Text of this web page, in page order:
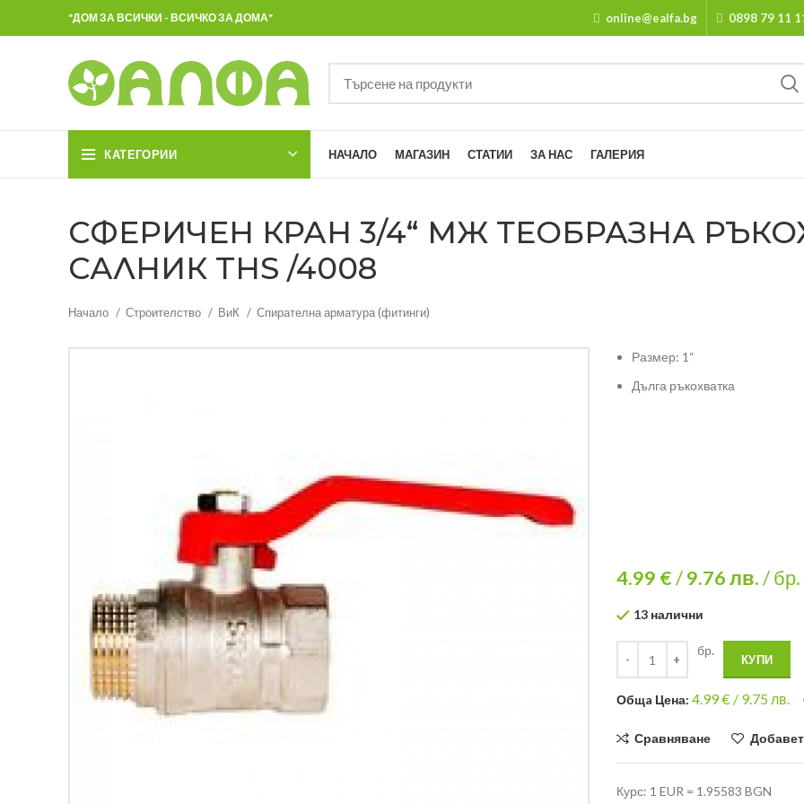
"ДОМ ЗА ВСИЧКИ - ВСИЧКО ЗА ДОМА" online@ealfa.bg 0898 79 11
КАТЕГОРИИ НАЧАЛО МАГАЗИН СТАТИИ ЗА НАС ГАЛЕРИЯ
СФЕРИЧЕН КРАН 3/4“ MЖ ТЕОБРАЗНА
САЛНИК THS /4008
Начало Строителство ВиК Спирателна арматура (фитинги)
Размер: 1“
Дълга ръкохватка
4.99 €/9.76лв./ бр.
13 налични
бр.
КУПИ
Общa Цена: 4.99€ / 9.75 лв.
Сравняване
Курс: 1 EUR = 1.95583 BGN